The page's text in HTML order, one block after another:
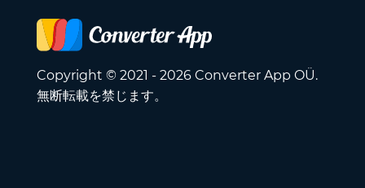
Copyright © 2021 - 2026 Converter App OÜ.
無断転載を禁じます。